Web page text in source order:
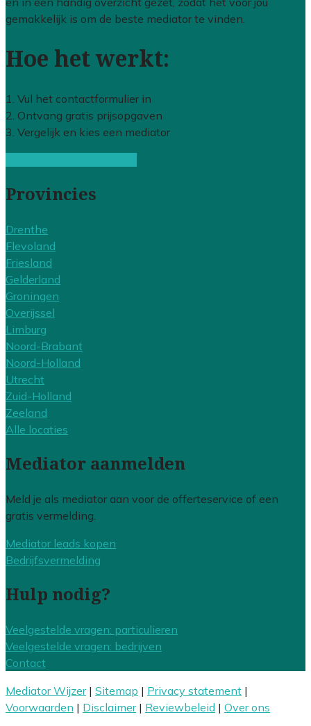
gemakkelijk is om de beste mediator te vinden.
Hoe het werkt:
1. Vul het contactformulier in
2. Ontvang gratis prijsopgaven
3. Vergelijk en kies een mediator
Provincies
Drenthe
Flevoland
Friesland
Gelderland
Groningen
Overijssel
Limburg
Noord-Brabant
Noord-Holland
Utrecht
Zuid-Holland
Zeeland
Alle locaties
Mediator aanmelden
Meld je als mediator aan voor de offerteservice of een
gratis vermelding.
Mediator leads kopen
Bedrijfsvermelding
Hulp nodig?
Veelgestelde vragen: particulieren
Veelgestelde vragen: bedrijven
Contact
Mediator Wijzer| Sitemap | Privacy statement |
Voorwaarden | Disclaimer| Reviewbeleid | Over ons